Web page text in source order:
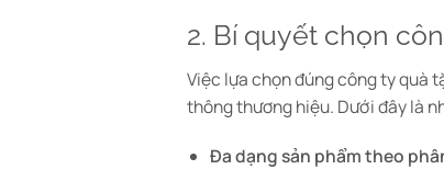
2. Bí quyết chọn
Việc lựa chọn đúng công ty quà
thông thương hiệu. Dưới đây là
Đa dạng sản phẩm theo